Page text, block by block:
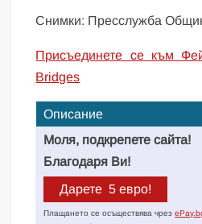
Снимки: Пресслужба
Присъединете се към
Bridges
Описание
Моля, подкрепете сайта!
Благодаря Ви!
Плащането се осъществява чрез